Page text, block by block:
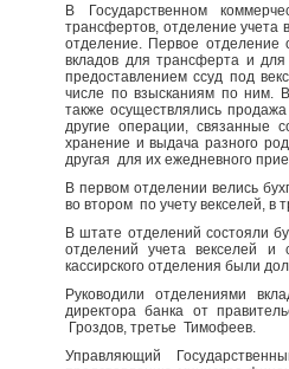
В Государственном
трансфертов, отделение учета
отделение. Первое отделение
вкладов для трансферта и
предоставлением ссуд под
числе по взысканиям по ним.
также осуществлялись
другие операции, связанные
хранение и выдача разного
другая для их ежедневного
В первом отделении велись
во втором по учету векселей, в
В штате отделений состояли
отделений учета векселей
кассирского отделения были
Руководили отделениями
директора банка от
Гроздов, третье Тимофеев.
Управляющий